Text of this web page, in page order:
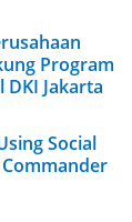
Program
Jakarta
Social